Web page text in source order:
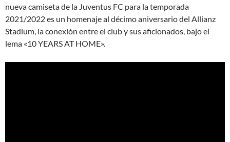
nueva camiseta de la Juventus FC para la temporada
2021/2022 es un homenaje al décimo aniversario del Allianz
Stadium, la conexión entre el club y sus aficionados, bajo el
lema «10 YEARS AT HOME».